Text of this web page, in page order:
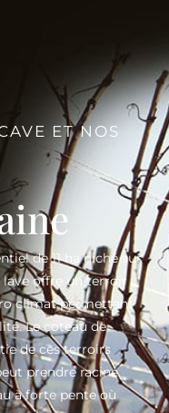
ET NOS
de 11 ha niché sur
lave offre un terroir
climat permettant
Le coteau de
de ces terroirs
prendre racine.
à forte pente où